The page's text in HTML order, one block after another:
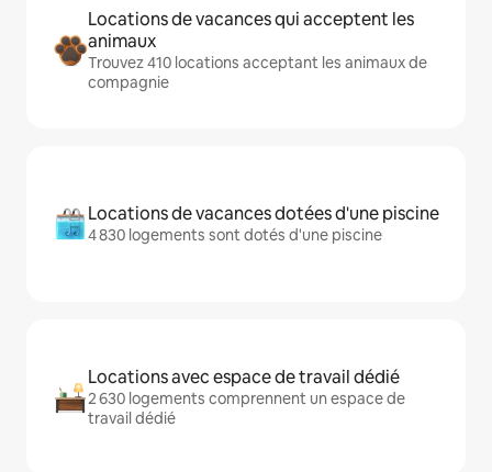
Locations de vacances qui acceptent les
animaux
Trouvez 410 locations acceptant les animaux de
compagnie
Locations de vacances dotées d'une piscine
4 830 logements sont dotés d'une piscine
Locations avec espace de travail dédié
2 630 logements comprennent un espace de
travail dédié